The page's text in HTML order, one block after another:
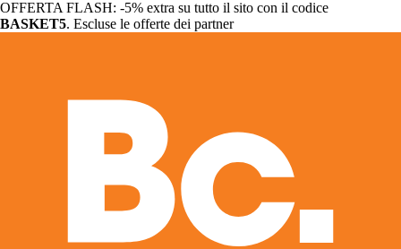
OFFERTA FLASH: -5% extra su tutto il sito con il codice
BASKET5. Escluse le offerte dei partner